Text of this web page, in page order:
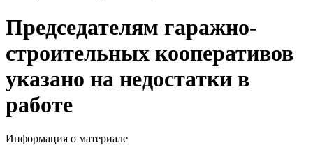
Председателям гаражно-
строительных кооперативов
указано на недостатки в
работе
Информация о материале